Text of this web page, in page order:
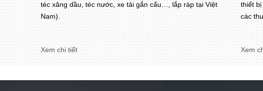
téc xăng dầu, téc nước, xe tải gắn cẩu…, lắp ráp tại Việt
Nam).
Xem chi tiết
thiết
các
Xem